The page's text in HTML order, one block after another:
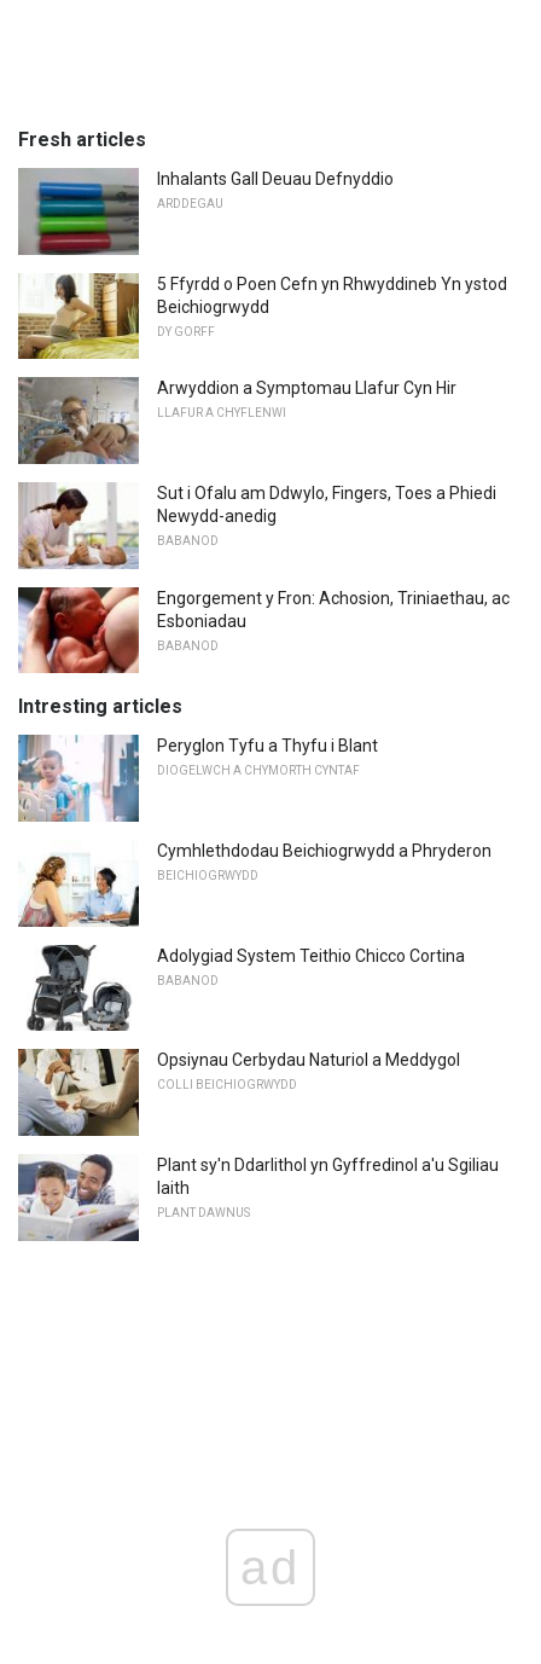
Fresh articles
Inhalants Gall Deuau Defnyddio
ARDDEGAU
5 Ffyrdd o Poen Cefn yn Rhwyddineb Yn ystod
Beichiogrwydd
DY GORFF
Arwyddion a Symptomau Llafur Cyn Hir
LLAFUR A CHYFLENWI
Sut i Ofalu am Ddwylo, Fingers, Toes a Phiedi
Newydd-anedig
BABANOD
Engorgement y Fron: Achosion, Triniaethau, ac
Esboniadau
BABANOD
Intresting articles
Peryglon Tyfu a Thyfu i Blant
DIOGELWCH A CHYMORTH CYNTAF
Cymhlethdodau Beichiogrwydd a Phryderon
BEICHIOGRWYDD
Adolygiad System Teithio Chicco Cortina
BABANOD
Opsiynau Cerbydau Naturiol a Meddygol
COLLI BEICHIOGRWYDD
Plant sy'n Ddarlithol yn Gyffredinol a'u Sgiliau
Iaith
PLANT DAWNUS
ad